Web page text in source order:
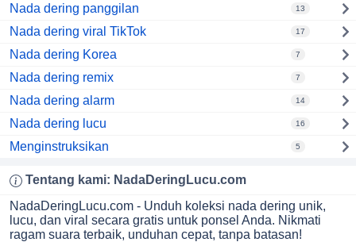
Nada dering panggilan 13
Nada dering viral TikTok 17
Nada dering Korea 7
Nada dering remix 7
Nada dering alarm 14
Nada dering lucu 16
Menginstruksikan 5
Tentang kami: NadaDeringLucu.com
NadaDeringLucu.com - Unduh koleksi nada dering unik,
lucu, dan viral secara gratis untuk ponsel Anda. Nikmati
ragam suara terbaik, unduhan cepat, tanpa batasan!